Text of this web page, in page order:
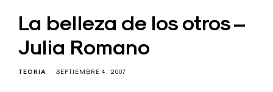
La belleza de los otros –
Julia Romano
TEORIA SEPTIEMBRE 4, 2007